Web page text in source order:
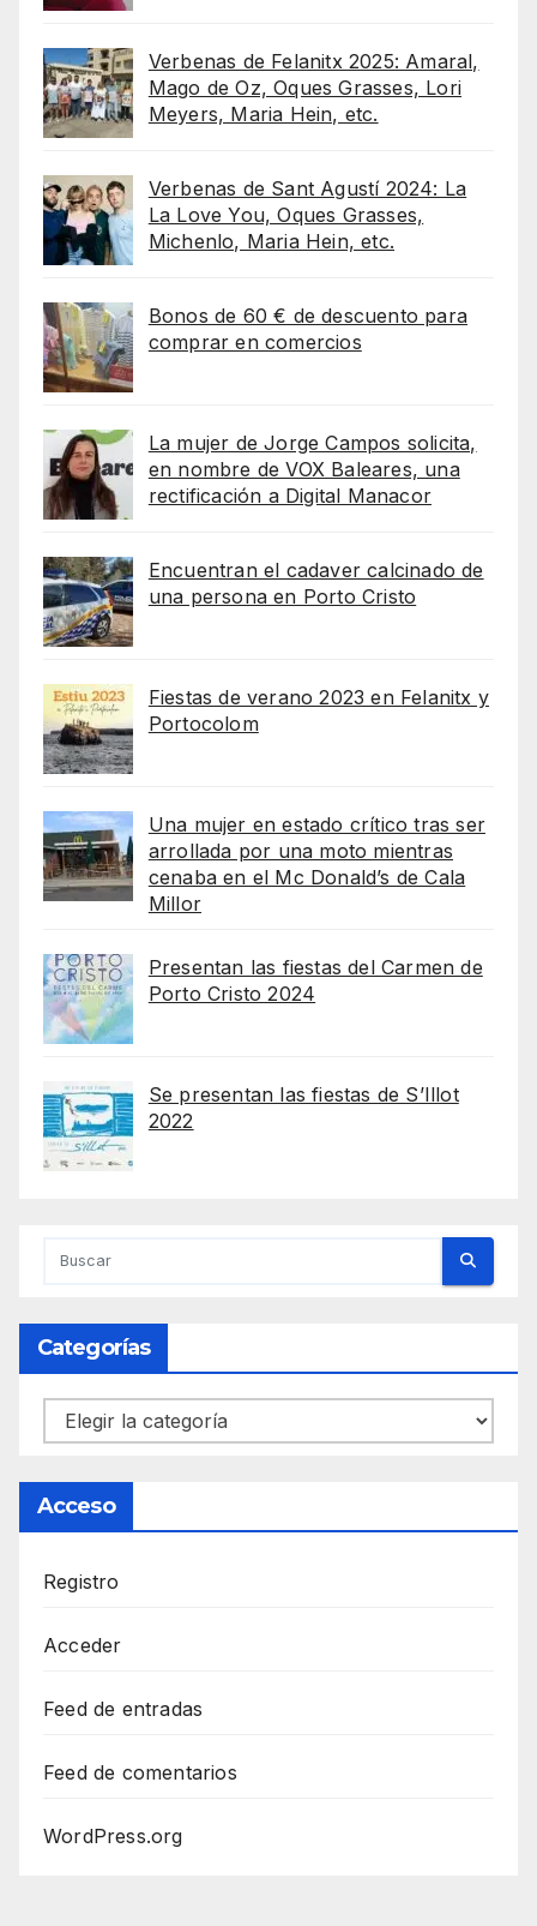
Verbenas de Felanitx 2025: Amaral,
Mago de Oz, Oques Grasses, Lori
Meyers, Maria Hein, etc.
Verbenas de Sant Agustí 2024: La
La Love You, Oques Grasses,
Michenlo, Maria Hein, etc.
Bonos de 60 € de descuento para
comprar en comercios
La mujer de Jorge Campos solicita,
en nombre de VOX Baleares, una
rectificación a Digital Manacor
Encuentran el cadaver calcinado de
una persona en Porto Cristo
Fiestas de verano 2023 en Felanitx y
Portocolom
Una mujer en estado crítico tras ser
arrollada por una moto mientras
cenaba en el Mc Donald’s de Cala
Millor
Presentan las fiestas del Carmen de
Porto Cristo 2024
Se presentan las fiestas de S’Illot
2022
Categorías
Categorías
Acceso
Registro
Acceder
Feed de entradas
Feed de comentarios
WordPress.org